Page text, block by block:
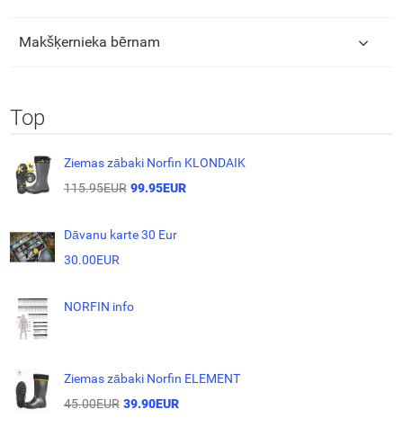
Makšķernieka bērnam
Top
Ziemas zābaki Norfin KLONDAIK
115.95EUR 99.95EUR
Dāvanu karte 30 Eur
30.00EUR
NORFIN info
Ziemas zābaki Norfin ELEMENT
45.00EUR 39.90EUR